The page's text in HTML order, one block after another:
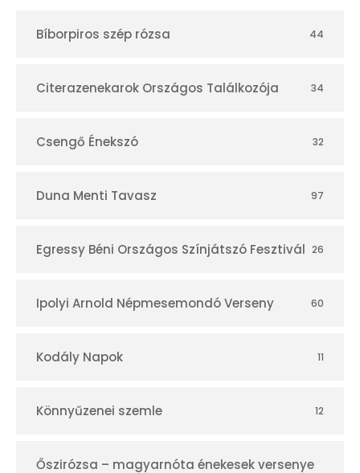
r
Bíborpiros szép rózsa 44
Citerazenekarok Országos Találkozója 34
Csengő Énekszó 32
Duna Menti Tavasz 97
Egressy Béni Országos Színjátszó Fesztivál 26
Ipolyi Arnold Népmesemondó Verseny 60
Kodály Napok 11
Könnyűzenei szemle 12
Őszirózsa – magyarnóta énekesek versenye